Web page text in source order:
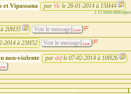
Vipassana par Vic le 28-01-2014 à 15H44
( 12 méta-
20H35 Voir le message à part
2014 à 23H52 Voir le message à part
non-violente par def le 07-02-2014 à 10H26
part